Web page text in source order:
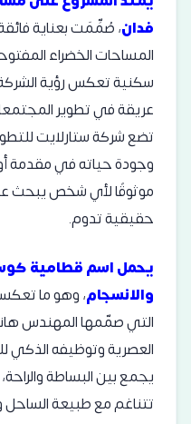
فدان، صُمِّمَت بعناية
المساحات الخضراء
سكنية تعكس رؤية
عريقة في تطوير
تضع شركة ستارلايت
وجودة حياته في مقدمة
موثوقًا لأي شخص يبحث
حقيقية تدوم.
يحمل اسم قطامية
والانسجام، وهو ما
التي صمّمها المهندس
العصرية وتوظيفه
يجمع بين البساطة
تتناغم مع طبيعة الساحل